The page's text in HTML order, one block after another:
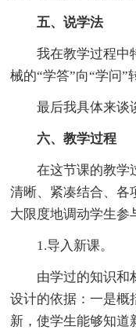
五、说学法
我在教学过程中
械的“学答”向“学问”
最后我具体来谈谈
六、教学过程
在这节课的教学过
清晰、紧凑结合、各
大限度地调动学生参
1.导入新课。
由学过的知识和
设计的依据：一是概
新，使学生能够知道